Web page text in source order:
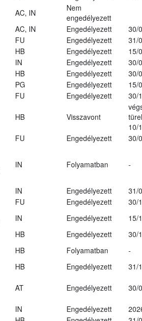
AC, IN
Nem
engedélyezett
AC, IN Engedélyezett
30/
FU Engedélyezett
31/
HB Engedélyezett
15/
IN Engedélyezett
30/
HB Engedélyezett
30/
PG Engedélyezett
15/
FU Engedélyezett
30/
HB Visszavont
10/
FU Engedélyezett
30/
IN Folyamatban -
IN Engedélyezett
31/
FU Engedélyezett
30/
IN Engedélyezett
15/
HB Engedélyezett
30/
HB Folyamatban
-
HB Engedélyezett
31/
AT Engedélyezett 30/
IN Engedélyezett